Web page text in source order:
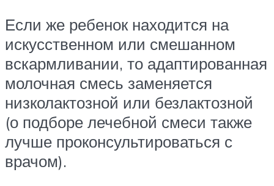
Если же ребенок находится на
искусственном или смешанном
вскармливании, то адаптированная
молочная смесь заменяется
низколактозной или безлактозной
(о подборе лечебной смеси также
лучше проконсультироваться с
врачом).